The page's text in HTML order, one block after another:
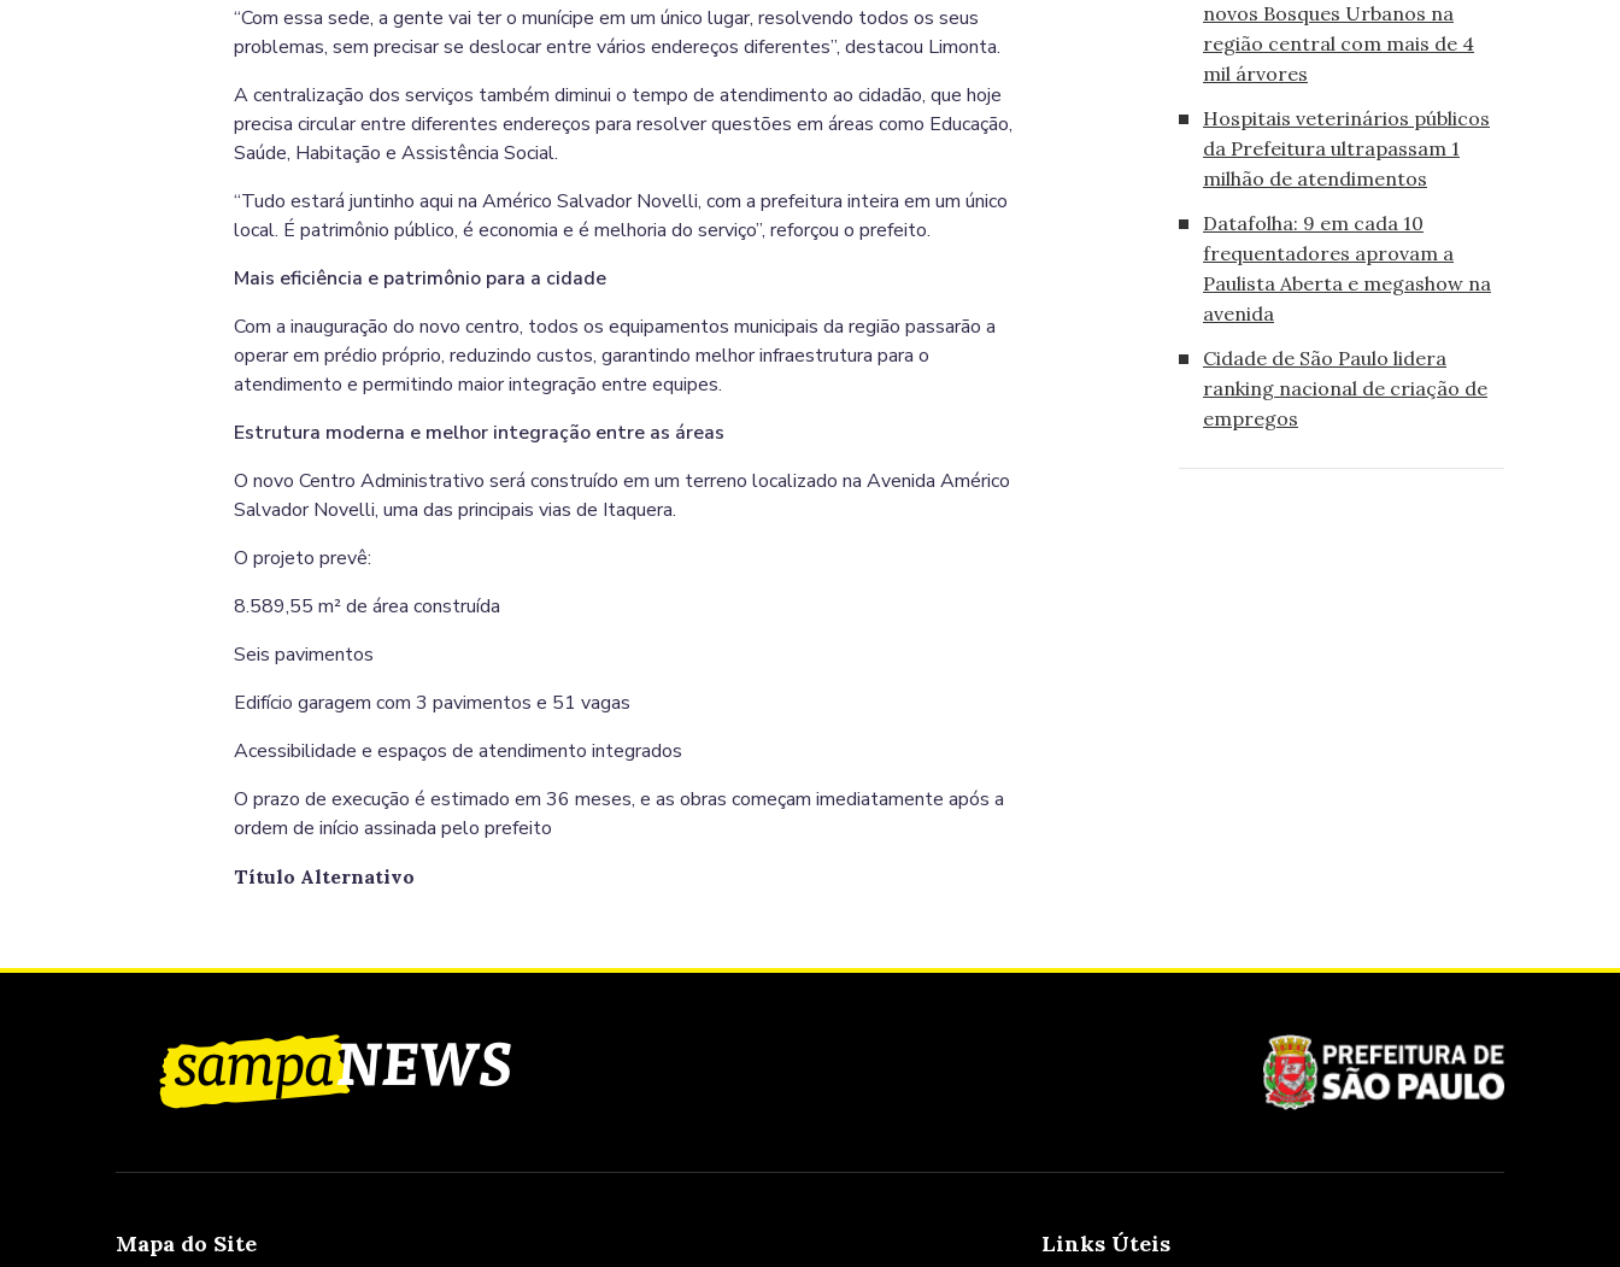
“Com essa sede, a gente vai ter o munícipe em um único lugar, resolvendo todos os seus
problemas, sem precisar se deslocar entre vários endereços diferentes”, destacou Limonta.
A centralização dos serviços também diminui o tempo de atendimento ao cidadão, que hoje
precisa circular entre diferentes endereços para resolver questões em áreas como Educação,
Saúde, Habitação e Assistência Social.
“Tudo estará juntinho aqui na Américo Salvador Novelli, com a prefeitura inteira em um único
local. É patrimônio público, é economia e é melhoria do serviço”, reforçou o prefeito.
Mais eficiência e patrimônio para a cidade
Com a inauguração do novo centro, todos os equipamentos municipais da região passarão a
operar em prédio próprio, reduzindo custos, garantindo melhor infraestrutura para o
atendimento e permitindo maior integração entre equipes.
Estrutura moderna e melhor integração entre as áreas
O novo Centro Administrativo será construído em um terreno localizado na Avenida Américo
Salvador Novelli, uma das principais vias de Itaquera.
O projeto prevê:
8.589,55 m² de área construída
Seis pavimentos
Edifício garagem com 3 pavimentos e 51 vagas
Acessibilidade e espaços de atendimento integrados
O prazo de execução é estimado em 36 meses, e as obras começam imediatamente após a
ordem de início assinada pelo prefeito
Título Alternativo
novos Bosques Urbanos na
região central com mais de 4
mil árvores
Hospitais veterinários públicos
da Prefeitura ultrapassam 1
milhão de atendimentos
Datafolha: 9 em cada 10
frequentadores aprovam a
Paulista Aberta e megashow na
avenida
Cidade de São Paulo lidera
ranking nacional de criação de
empregos
Mapa do Site Links Úteis